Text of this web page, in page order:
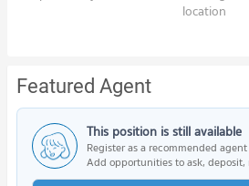
location
Featured Agent
This position is still available
Register as a recommended
Add opportunities to ask,